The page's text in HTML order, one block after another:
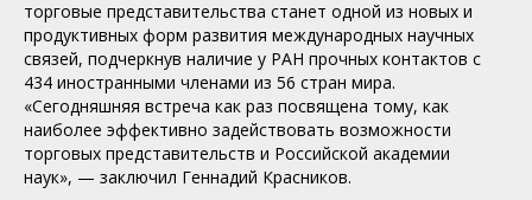
торговые представительства станет одной из новых и
продуктивных форм развития международных научных
связей, подчеркнув наличие у РАН прочных контактов с
434 иностранными членами из 56 стран мира.
«Сегодняшняя встреча как раз посвящена тому, как
наиболее эффективно задействовать возможности
торговых представительств и Российской академии
наук», — заключил Геннадий Красников.